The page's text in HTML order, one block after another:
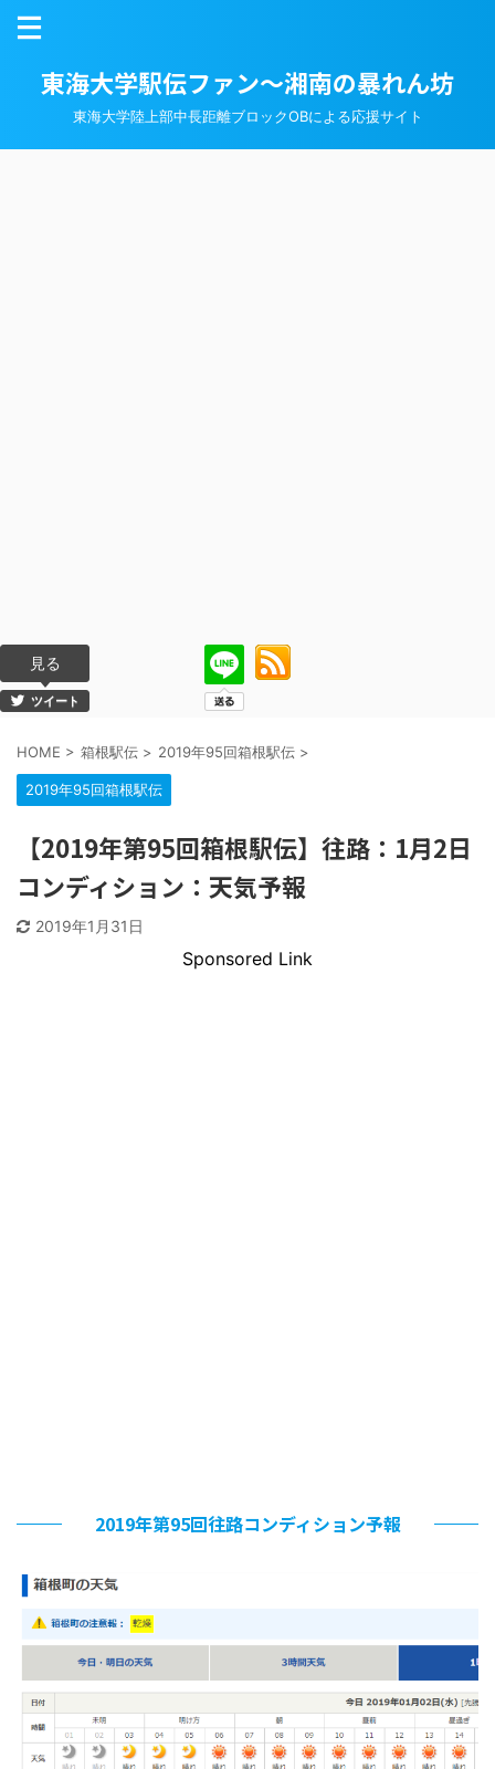
東海大学駅伝ファン～湘南の暴れん坊
東海大学陸上部中長距離ブロックOBによる応援サイト
見る
ツイート
HOME > 箱根駅伝 > 2019年95回箱根駅伝 >
2019年95回箱根駅伝
【2019年第95回箱根駅伝】往路：1月2日
コンディション：天気予報
2019年1月31日
Sponsored Link
2019年第95回往路コンディション予報